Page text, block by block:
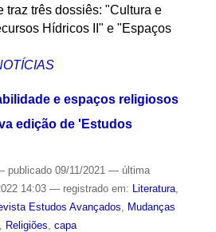
traz três dossiês: "Cultura e
Hídricos II" e "Espaços
e espaços religiosos
edição de 'Estudos
publicado09/11/2021 — última
14:03 — registrado em: Literatura,
Estudos Avançados
Mudanças
Religiões capa